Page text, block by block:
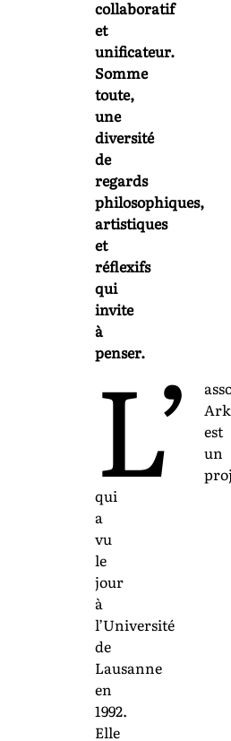
collaboratif
et
unificateur.
Somme
toute,
une
diversité
de
regards
philosophiques,
artistiques
et
réflexifs
qui
invite
à
penser.
L’
est
un
qui
a
vu
le
jour
à
l’Université
de
Lausanne
en
1992.
Elle